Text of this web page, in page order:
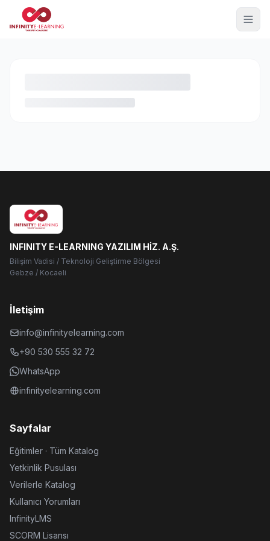
INFINITY E-LEARNING YAZILIM HİZ. A.Ş.
Bilişim Vadisi / Teknoloji Geliştirme Bölgesi
Gebze / Kocaeli
İletişim
info@infinityelearning.com
+90 530 555 32 72
WhatsApp
infinityelearning.com
Sayfalar
Eğitimler · Tüm Katalog
Yetkinlik Pusulası
Verilerle Katalog
Kullanıcı Yorumları
InfinityLMS
SCORM Lisansı